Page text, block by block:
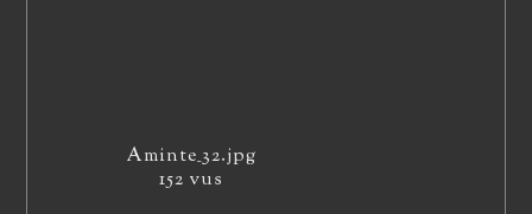
Aminte_32.jpg
152 vus